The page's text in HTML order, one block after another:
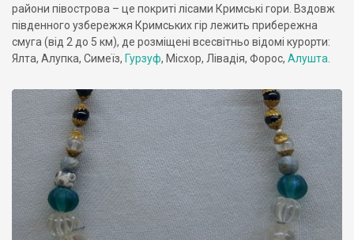
райони півострова – це покриті лісами Кримські гори. Вздовж
південного узбережжя Кримських гір лежить прибережна
смуга (від 2 до 5 км), де розміщені всесвітньо відомі курорти:
Ялта, Алупка, Симеїз, Гурзуф, Місхор, Лівадія, Форос, Алушта